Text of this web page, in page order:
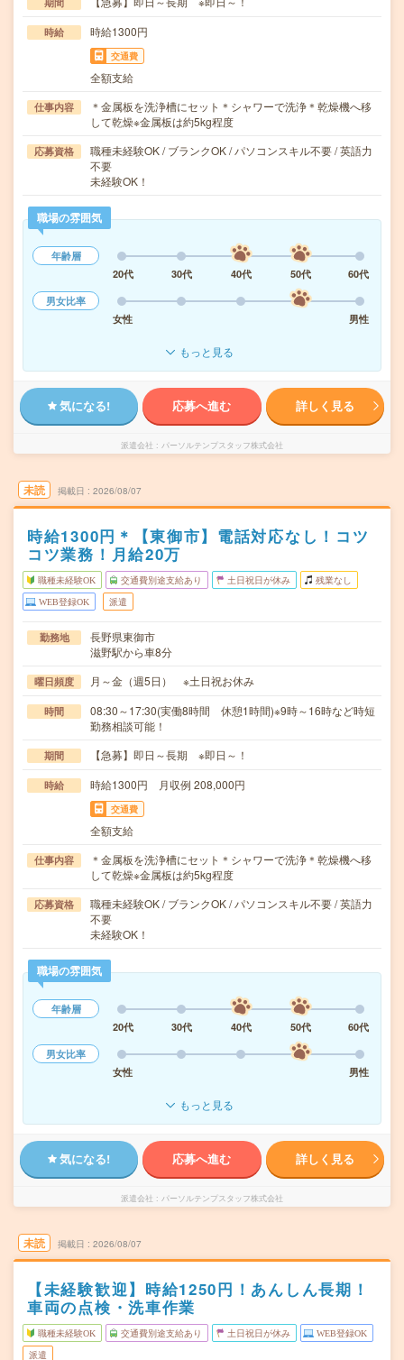
時給 時給1300円
交通費
全額支給
仕事内容
＊金属板を洗浄槽にセット＊シャワーで洗浄＊乾燥機へ移
して乾燥※金属板は約5kg程度
応募資格
職種未経験OK / ブランクOK / パソコンスキル不要 / 英語力
不要
未経験OK！
職場の雰囲気
年齢層
20代
30代 40代 50代
60代
男女比率
女性
男性
もっと見る
気になる! 応募へ進む 詳しく見る
派遣会社 パーソルテンプスタッフ株式会社
未読 掲載日 2026/08/07
時給1300円＊【東御市】電話対応なし！コツ
コツ業務！月給20万
職種未経験OK 交通費別途支給あり 土日祝日が休み 残業なし
WEB登録OK 派遣
勤務地
長野県東御市
滋野駅から車8分
曜日頻度 月～金（週5日） ※土日祝お休み
時間
08:30～17:30(実働8時間 休憩1時間)※9時～16時など時短
勤務相談可能！
期間 【急募】即日～長期 ※即日～！
時給 時給1300円 月収例 208,000円
交通費
全額支給
仕事内容
＊金属板を洗浄槽にセット＊シャワーで洗浄＊乾燥機へ移
して乾燥※金属板は約5kg程度
応募資格
職種未経験OK / ブランクOK / パソコンスキル不要 / 英語力
不要
未経験OK！
職場の雰囲気
年齢層
20代
30代 40代 50代
60代
男女比率
女性
男性
もっと見る
気になる! 応募へ進む 詳しく見る
派遣会社 パーソルテンプスタッフ株式会社
未読 掲載日 2026/08/07
【未経験歓迎】時給1250円！あんしん長期！
車両の点検・洗車作業
職種未経験OK 交通費別途支給あり 土日祝日が休み WEB登録OK
派遣